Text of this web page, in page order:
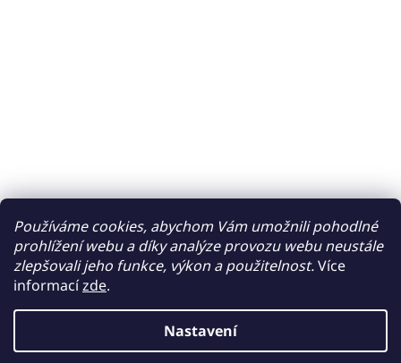
Používáme cookies, abychom Vám umožnili pohodlné
prohlížení webu a díky analýze provozu webu neustále
zlepšovali jeho funkce, výkon a použitelnost.Více
informacízde.
Nastavení